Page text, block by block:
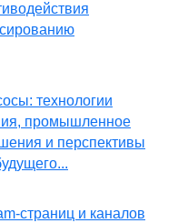
технологии
промышленное
и перспективы
страниц и каналов